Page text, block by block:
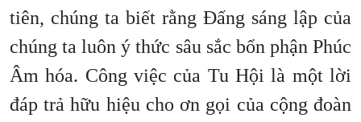
tiên, chúng ta biết rằng Đấng sáng lập của
chúng ta luôn ý thức sâu sắc bổn phận Phúc
Âm hóa. Công việc của Tu Hội là một lời
đáp trả hữu hiệu cho ơn gọi của cộng đoàn